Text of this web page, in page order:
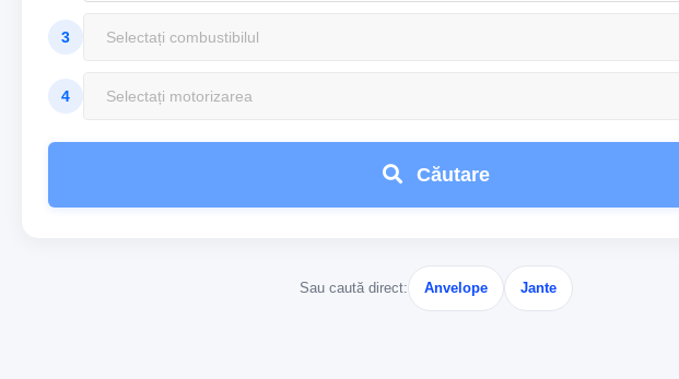
3
4
Căutare
Sau caută direct: Anvelope Jante